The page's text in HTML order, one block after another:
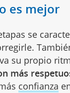
es mejor
se
su propio
más
confianza